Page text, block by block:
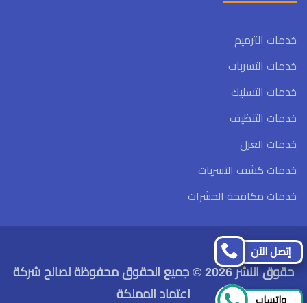
خدمات الترميم
خدمات التسربات
خدمات التسليك
خدمات التنظيف
خدمات العزل
خدمات كشف التسربات
خدمات مكافحة الحشرات
تابعنا
على
فيسبوك
تابعنا
على
تويتر
حقوق النشر 2026 © جميع الحقوق محفوظة لصالح شركة
اعتماد المملكة
إتصل الآن
واتساب